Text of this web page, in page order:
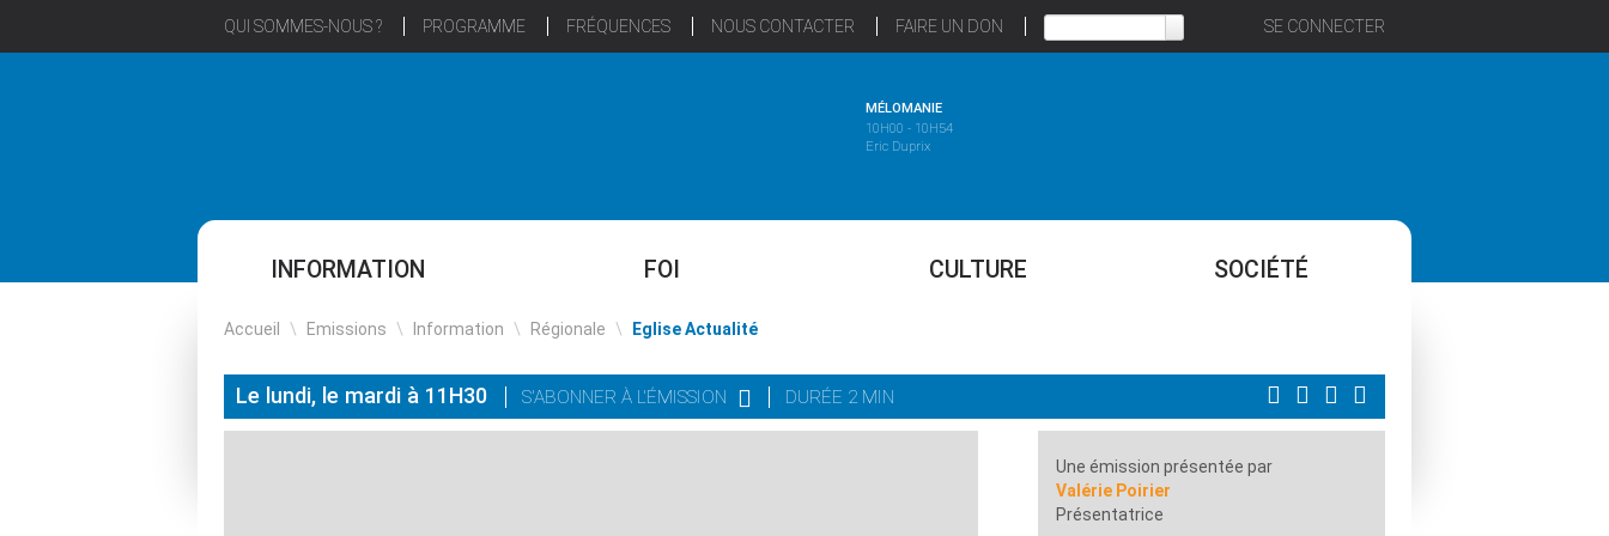
QUI SOMMES-NOUS ? PROGRAMME FRÉQUENCES NOUS CONTACTER FAIRE UN DON SE CONNECTER
MÉLOMANIE
10H00 - 10H54
Eric Duprix
INFORMATION FOI CULTURE SOCIÉTÉ
Accueil \ Emissions \ Information \ Régionale \ Eglise Actualité
Le lundi, le mardi à 11H30 S'ABONNER À L'ÉMISSION DURÉE 2 MIN
Une émission présentée par
Valérie Poirier
Présentatrice